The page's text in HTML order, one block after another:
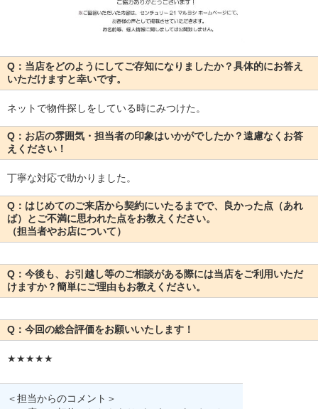
Q：当店をどのようにしてご存知になりましたか？具体的にお答え
いただけますと幸いです。
ネットで物件探しをしている時にみつけた。
Q：お店の雰囲気・担当者の印象はいかがでしたか？遠慮なくお答
えください！
丁寧な対応で助かりました。
Q：はじめてのご来店から契約にいたるまでで、良かった点（あれ
ば）とご不満に思われた点をお教えください。
（担当者やお店について）
Q：今後も、お引越し等のご相談がある際には当店をご利用いただ
けますか？簡単にご理由もお教えください。
Q：今回の総合評価をお願いいたします！
★★★★★
＜担当からのコメント＞